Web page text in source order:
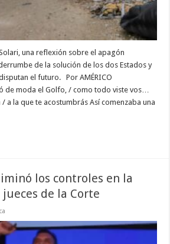
una reflexión sobre el apagón
de la solución de los dos Estados y
el futuro. Por AMÉRICO
de moda el Golfo, / como todo viste vos…
a la que te acostumbrás Así comenzaba una
los controles en la
de la Corte